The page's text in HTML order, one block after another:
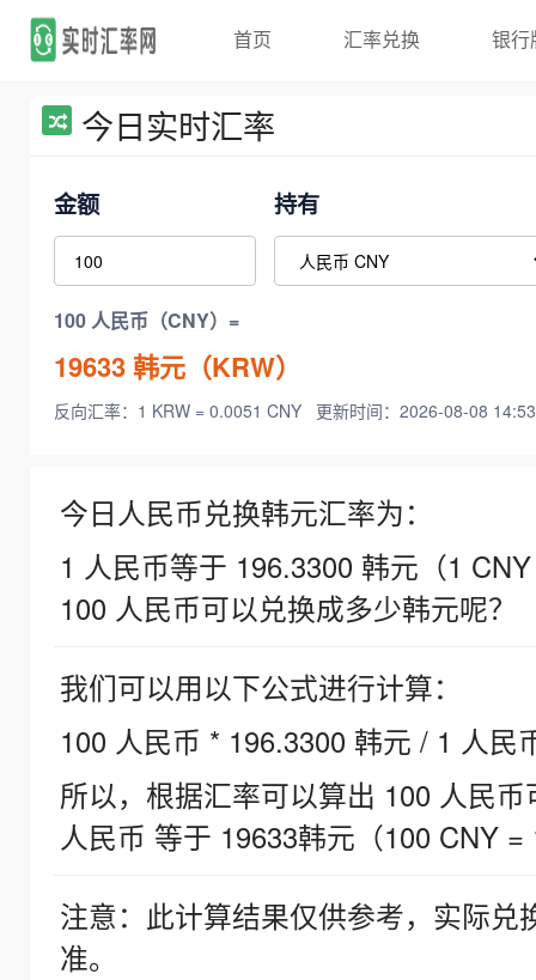
首页 汇率兑换 银行
今日实时汇率
金额 持有
100 人民币（CNY）=
19633韩元（KRW）
反向汇率：1 KRW = 0.0051 CNY 更新时间：2026-08-08
今日人民币兑换韩元汇率为：
1 人民币等于 196.3300 韩元（1
100 人民币可以兑换成多少韩元呢？
我们可以用以下公式进行计算：
100 人民币 * 196.3300 韩元 / 1 人民
所以，根据汇率可以算出 100 人民
人民币 等于 19633韩元（100 CNY =
注意：此计算结果仅供参考，实际
准。